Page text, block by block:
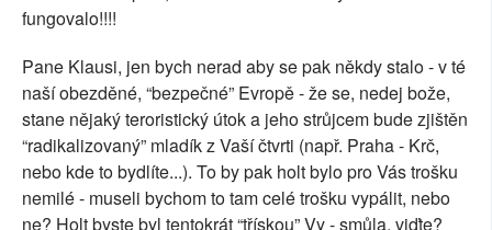
fungovalo!!!!
Pane Klausi, jen bych nerad aby se pak někdy stalo - v té
naší obezděné, “bezpečné” Evropě - že se, nedej bože,
stane nějaký teroristický útok a jeho strůjcem bude zjištěn
“radikalizovaný” mladík z Vaší čtvrti (např. Praha - Krč,
nebo kde to bydlíte...). To by pak holt bylo pro Vás trošku
nemilé - museli bychom to tam celé trošku vypálit, nebo
ne? Holt byste byl tentokrát “třískou” Vy - smůla, viďte?